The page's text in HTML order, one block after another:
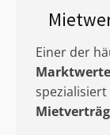
Einer der